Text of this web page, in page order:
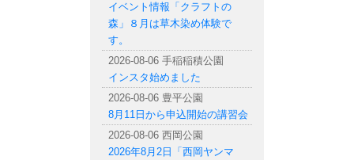
イベント情報「クラフトの
森」８月は草木染め体験で
す。
2026-08-06 手稲稲積公園
インスタ始めました
2026-08-06 豊平公園
8月11日から申込開始の講習会
2026-08-06 西岡公園
2026年8月2日「西岡ヤンマ